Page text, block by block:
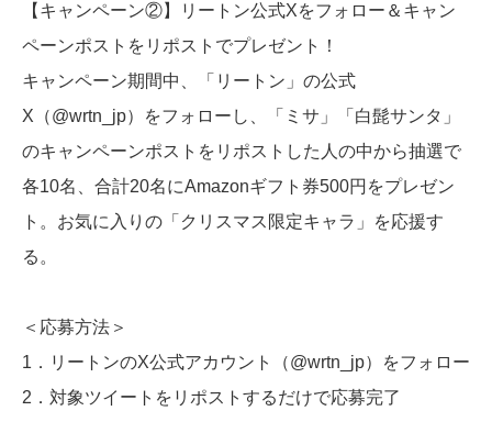
【キャンペーン②】リートン公式Xをフォロー＆キャン
ペーンポストをリポストでプレゼント！
キャンペーン期間中、「リートン」の公式
X（@wrtn_jp）をフォローし、「ミサ」「白髭サンタ」
のキャンペーンポストをリポストした人の中から抽選で
各10名、合計20名にAmazonギフト券500円をプレゼン
ト。お気に入りの「クリスマス限定キャラ」を応援す
る。
＜応募方法＞
1．リートンのX公式アカウント（@wrtn_jp）をフォロー
2．対象ツイートをリポストするだけで応募完了